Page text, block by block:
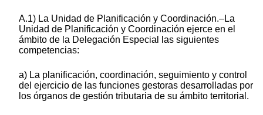
A.1) La Unidad de Planificación y Coordinación.–La
Unidad de Planificación y Coordinación ejerce en el
ámbito de la Delegación Especial las siguientes
competencias:
a) La planificación, coordinación, seguimiento y control
del ejercicio de las funciones gestoras desarrolladas por
los órganos de gestión tributaria de su ámbito territorial.